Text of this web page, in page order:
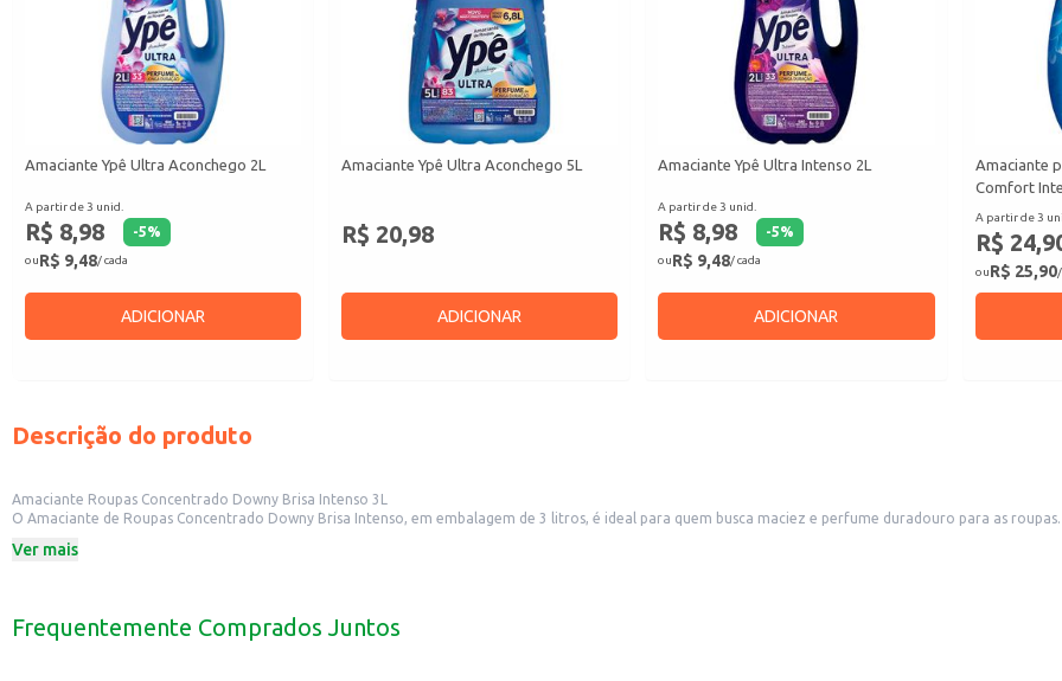
Amaciante Ypê Ultra Aconchego 2L
A partir de 3 unid.
R$ 8,98 -5%
ouR$ 9,48/ cada
ADICIONAR
Amaciante Ypê Ultra Aconchego 5L
R$ 20,98
ADICIONAR
Amaciante Ypê Ultra Intenso 2L
A partir de 3 unid.
R$ 8,98 -5%
ouR$ 9,48/ cada
ADICIONAR
Amaciante
Comfort
A partir de 3
R$
ouR$ 25,90/
Descrição do produto
Amaciante Roupas Concentrado Downy Brisa Intenso 3L
O Amaciante de Roupas Concentrado Downy Brisa Intenso, em embalagem de 3 litros, é ideal para quem busca maciez e perfume duradouro para as
Dicas de Uso:
Com o Amaciante Downy Brisa Intenso, suas roupas ficam macias, perfumadas e com um toque agradável, facilitando o cuidado diário e garantindo a
Ver mais
Frequentemente Comprados Juntos